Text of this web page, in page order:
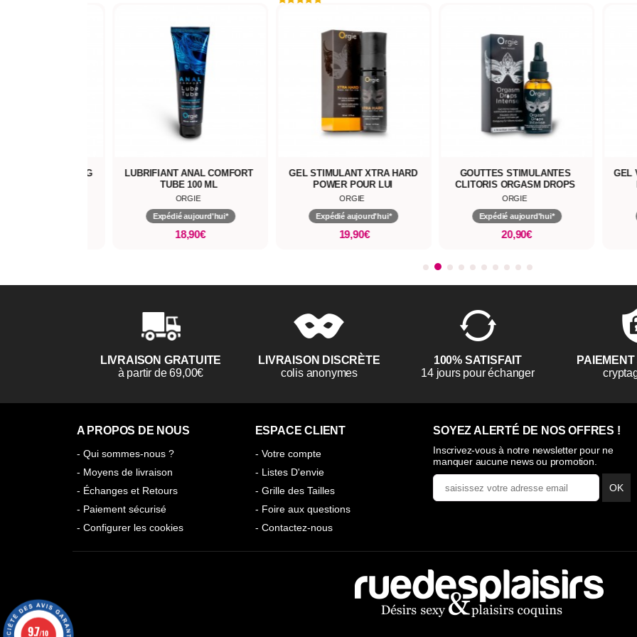
LUBRIFIANT ANAL COMFORT
TUBE 100 ML
ORGIE
Expédié aujourd'hui*
18,90€
GEL STIMULANT XTRA HARD
POWER POUR LUI
ORGIE
Expédié aujourd'hui*
19,90€
GOUTTES STIMULANTES
CLITORIS ORGASM DROPS
INTENSE 30 ML
ORGIE
Expédié aujourd'hui*
20,90€
GEL
LIVRAISON GRATUITE
à partir de 69,00€
LIVRAISON DISCRÈTE
colis anonymes
100% SATISFAIT
14 jours pour échanger
A PROPOS DE NOUS
- Qui sommes-nous ?
- Moyens de livraison
- Échanges et Retours
- Paiement sécurisé
- Configurer les cookies
ESPACE CLIENT
- Votre compte
- Listes D'envie
- Grille des Tailles
- Foire aux questions
- Contactez-nous
SOYEZ ALERTÉ DE NOS OFFRES !
Inscrivez-vous à notre newsletter pour ne
manquer aucune news ou promotion.
OK
9.7/10